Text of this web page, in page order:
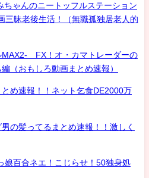
ちゃんのニートッフルステーション
三昧老後生活！（無職孤独居老人的
MAX2- FX！オ・カマトレーダーの
（おもしろ動画まとめ速報）
め速報！！ネット乞食DE2000万
の髪ってるまとめ速報！！激しく
娘百合ネエ！こじらせ！50独身処